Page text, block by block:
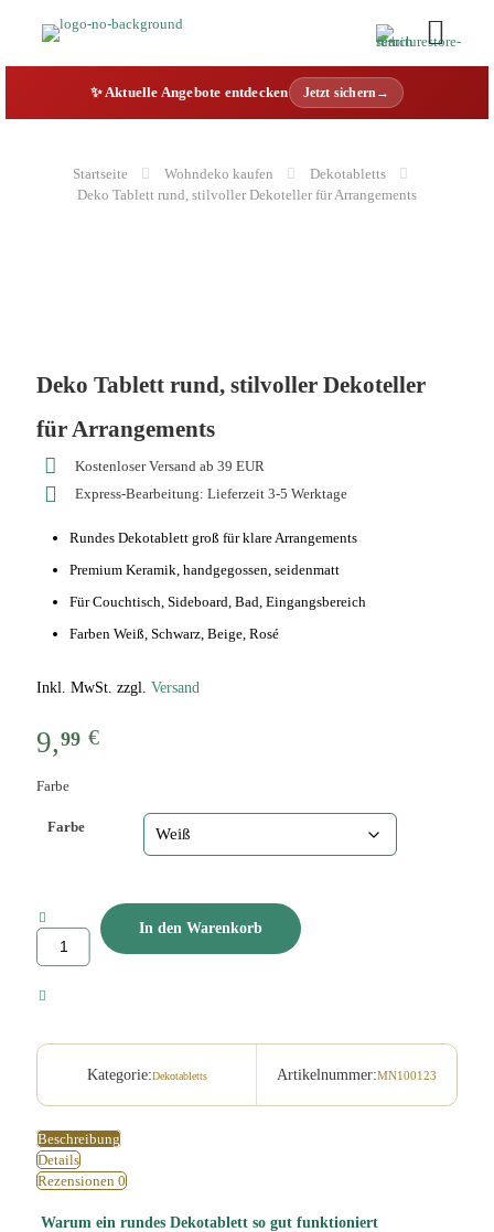
✨ Aktuelle Angebote entdecken Jetzt sichern→
Startseite Wohndeko kaufen
Dekotabletts
Deko Tablett rund, stilvoller Dekoteller für Arrangements
Deko Tablett rund, stilvoller Dekoteller
für Arrangements
Kostenloser Versand ab 39 EUR
Express-Bearbeitung: Lieferzeit 3-5 Werktage
Rundes Dekotablett groß für klare Arrangements
Premium Keramik, handgegossen, seidenmatt
Für Couchtisch, Sideboard, Bad, Eingangsbereich
Farben Weiß, Schwarz, Beige, Rosé
Inkl. MwSt. zzgl. Versand
9,99 €
Farbe
Farbe
Deko
Tablett
stilvoller
Arrangements
In den Warenkorb
Kategorie:Dekotabletts Artikelnummer:MN100123
Beschreibung
Details
Rezensionen 0
Warum ein rundes Dekotablett so gut funktioniert